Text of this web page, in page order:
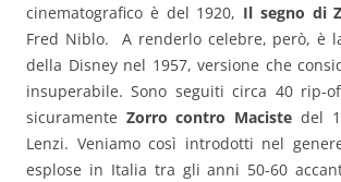
cinematografico è del 1920, Il segno di
Fred Niblo. A renderlo celebre, però, è
della Disney nel 1957, versione che
insuperabile. Sono seguiti circa 40 rip-
sicuramente Zorro contro Maciste del
Lenzi. Veniamo così introdotti nel
esplose in Italia tra gli anni 50-60